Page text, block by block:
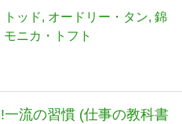
トッド オードリー・タン 錦
モニカ・トフト
一流の習慣 (仕事の教科書